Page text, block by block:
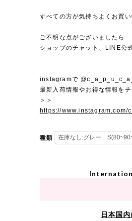
すべての方が気持ちよくお買
ご不明な点がございましたら
ショップのチャット、LINE公
instagramで
最新入荷情報やお得な情報をチ
＞＞
https://www.instagram.com/
種類
日本国